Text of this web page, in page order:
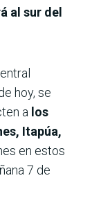
al sur del
hoy, se
a los
Itapúa,
en estos
7 de